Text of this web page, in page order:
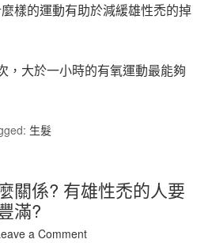
樣的運動有助於減緩雄性禿的掉
，大於一小時的有氧運動最能夠
生髮
關係? 有雄性禿的人要
滿?
a Comment